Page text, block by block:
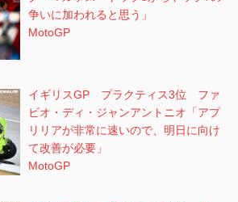
争いに加われると思う」
MotoGP
イギリスGP プラクティス3位 ファ
ビオ・ディ・ジャンアントニオ「アプ
リリアが非常に速いので、明日に向け
て改善が必要」
MotoGP